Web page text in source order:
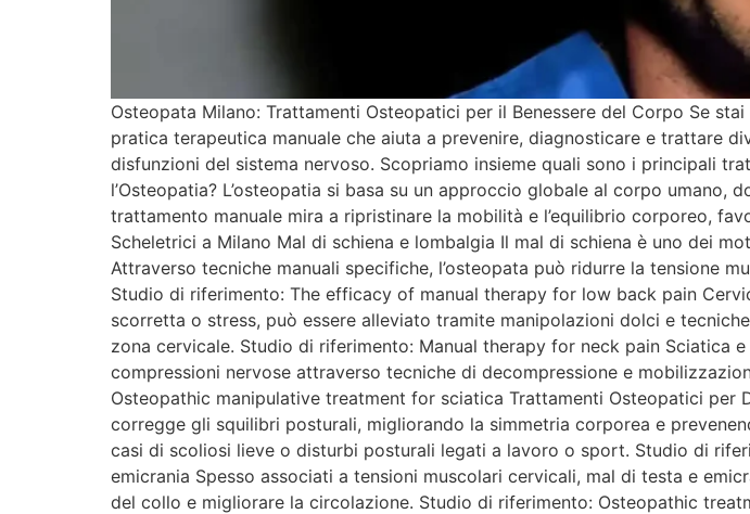
Osteopata Milano: Trattamenti Osteopatici per il Benessere del Corpo Se
pratica terapeutica manuale che aiuta a prevenire, diagnosticare e trattare
disfunzioni del sistema nervoso. Scopriamo insieme quali sono i principali
l’Osteopatia? L’osteopatia si basa su un approccio globale al corpo
trattamento manuale mira a ripristinare la mobilità e l’equilibrio corporeo,
Scheletrici a Milano Mal di schiena e lombalgia Il mal di schiena è uno dei
Attraverso tecniche manuali specifiche, l’osteopata può ridurre la tensione
Studio di riferimento: The efficacy of manual therapy for low back pain
scorretta o stress, può essere alleviato tramite manipolazioni dolci e
zona cervicale. Studio di riferimento: Manual therapy for neck pain Sciatica
compressioni nervose attraverso tecniche di decompressione e
Osteopathic manipulative treatment for sciatica Trattamenti Osteopatici per
corregge gli squilibri posturali, migliorando la simmetria corporea e
casi di scoliosi lieve o disturbi posturali legati a lavoro o sport. Studio di
emicrania Spesso associati a tensioni muscolari cervicali, mal di testa e
del collo e migliorare la circolazione. Studio di riferimento: Osteopathic